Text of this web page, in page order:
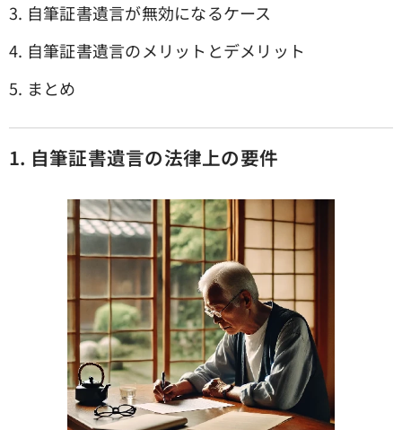
3. 自筆証書遺言が無効になるケース
4. 自筆証書遺言のメリットとデメリット
5. まとめ
1. 自筆証書遺言の法律上の要件